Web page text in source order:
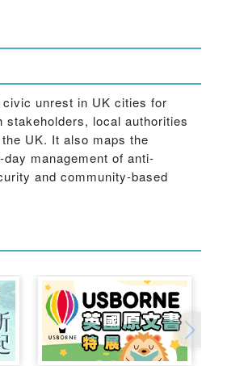
unrest in UK cities for
local authorities
UK. It also maps the
management of anti-
and community-based